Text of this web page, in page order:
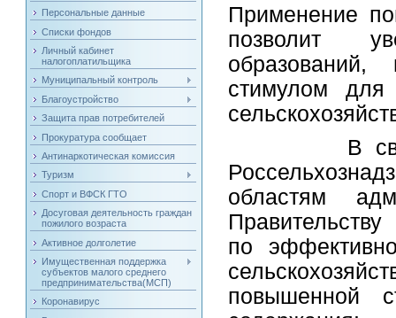
Персональные данные
Списки фондов
Личный кабинет
налогоплатильщика
Муниципальный контроль
Благоустройство
Защита прав потребителей
Прокуратура сообщает
Антинаркотическая комиссия
Туризм
Спорт и ВФСК ГТО
Досуговая деятельность граждан
пожилого возраста
Активное долголетие
Имущественная поддержка
субъектов малого среднего
предпринимательства(МСП)
Коронавирус
Применение
позволит
стимулом для
В связи с
областям
по
повышенной